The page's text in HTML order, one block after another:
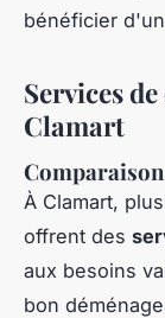
bénéficier d'un
Services
Clamart
À Clamart,
offrent des
aux besoins
bon